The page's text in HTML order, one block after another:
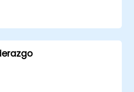
a los Candidatos y
los Gerentes de